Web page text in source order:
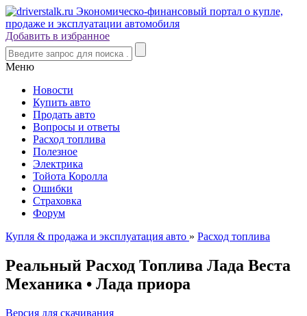
Добавить в избранное
Меню
Новости
Купить авто
Продать авто
Вопросы и ответы
Расход топлива
Полезное
Электрика
Тойота Королла
Ошибки
Страховка
Форум
Купля & продажа и эксплуатация авто » Расход топлива
Реальный Расход Топлива Лада Веста
Механика • Лада приора
Версия для скачивания